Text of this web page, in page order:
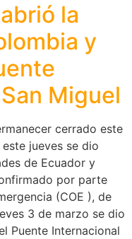
la
y
Miguel
cerrado este
jueves se dio
de Ecuador y
por parte
(COE ), de
3 de marzo se dio
Puente Internacional